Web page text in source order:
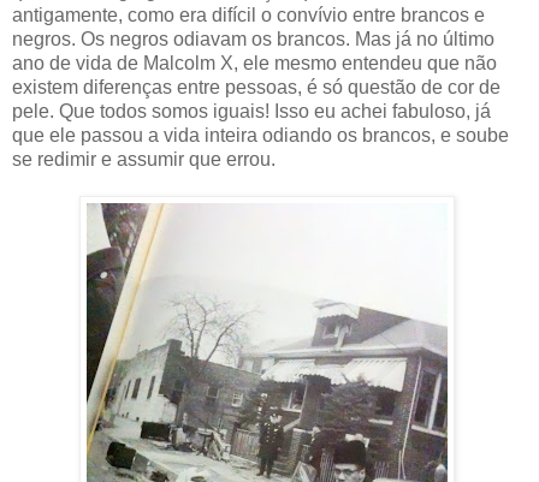
antigamente, como era difícil o convívio entre brancos e
negros. Os negros odiavam os brancos. Mas já no último
ano de vida de Malcolm X, ele mesmo entendeu que não
existem diferenças entre pessoas, é só questão de cor de
pele. Que todos somos iguais! Isso eu achei fabuloso, já
que ele passou a vida inteira odiando os brancos, e soube
se redimir e assumir que errou.